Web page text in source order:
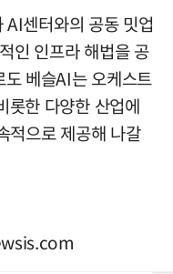
센터와의 공동 밋업
인 인프라 해법을 공
베슬AI는 오케스트
롯한 다양한 산업에
적으로 제공해 나갈